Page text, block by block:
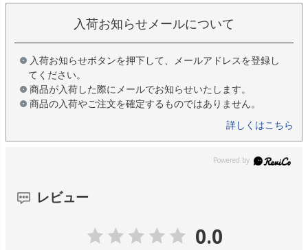
入荷お知らせメールについて
入荷お知らせボタンを押下して、メールアドレスを登録し
てください。
商品が入荷した際にメールでお知らせいたします。
商品の入荷やご注文を確定するものではありません。
詳しくはこちら
レビュー
0.0